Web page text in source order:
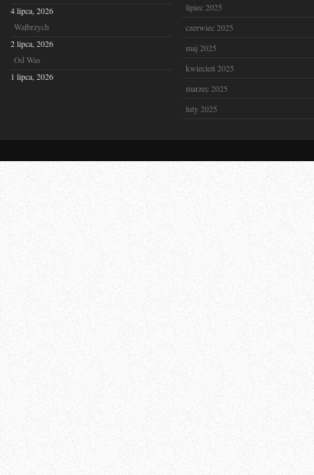
4 lipca, 2026
Wałbrzych
2 lipca, 2026
Od Was
1 lipca, 2026
lipiec 2025
czerwiec 2025
maj 2025
kwiecień 2025
marzec 2025
luty 2025